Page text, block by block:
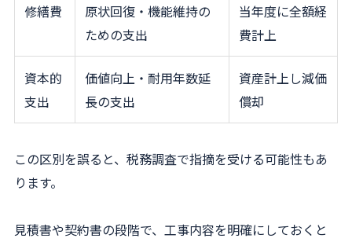
修繕費
原状回復・機能維持の
ための支出
当年度に全額経
費計上
資本的
支出
価値向上・耐用年数延
長の支出
資産計上し減価
償却
この区別を誤ると、税務調査で指摘を受ける可能性もあ
ります。
見積書や契約書の段階で、工事内容を明確にしておくと